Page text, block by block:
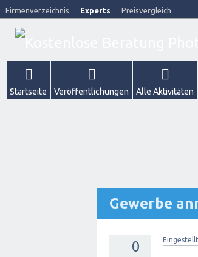
Firmenverzeichnis Experts Preisvergleich
Startseite Veröffentlichungen Alle Aktivitäten
Gewerbe
0 Eingestellt